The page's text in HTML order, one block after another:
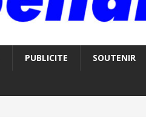
PUBLICITE SOUTENIR